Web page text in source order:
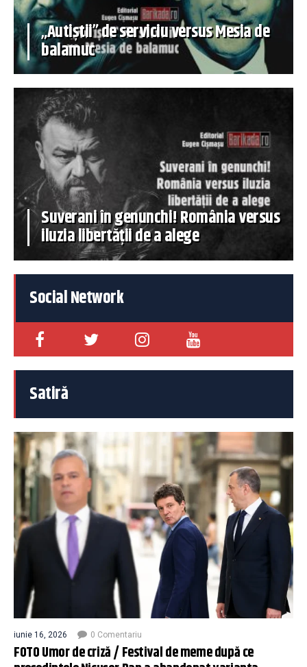
„Autiștii” de serviciu versus Mesia de
balamuc
Suverani în genunchi! România versus
iluzia libertății de a alege
Social Network
Satiră
iunie 16, 2026 0 Comentariu
FOTO Umor de criză / Festival de meme după ce